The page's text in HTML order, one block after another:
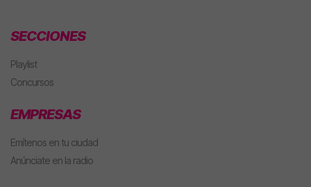
SECCIONES
Playlist
Concursos
EMPRESAS
Emítenos en tu ciudad
Anúnciate en la radio